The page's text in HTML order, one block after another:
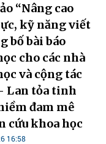
“Nâng cao
kỹ năng viết
bố bài báo
cho các nhà
và cộng tác
Lan tỏa tinh
đam mê
cứu khoa học
16:58